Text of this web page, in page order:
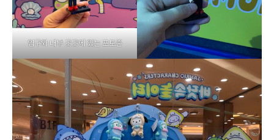
입구와 내부 곳곳에 있는 포토존